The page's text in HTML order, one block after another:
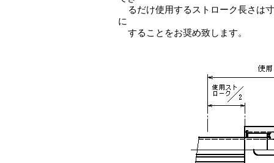
るだけ使用するストローク長さは
に
することをお奨め致します。